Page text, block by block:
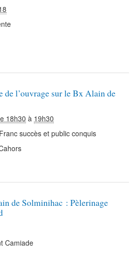
de l’ouvrage sur le Bx Alain de
18h30 à 19h30
succès et public conquis
de Solminihac : Pèlerinage
Camiade